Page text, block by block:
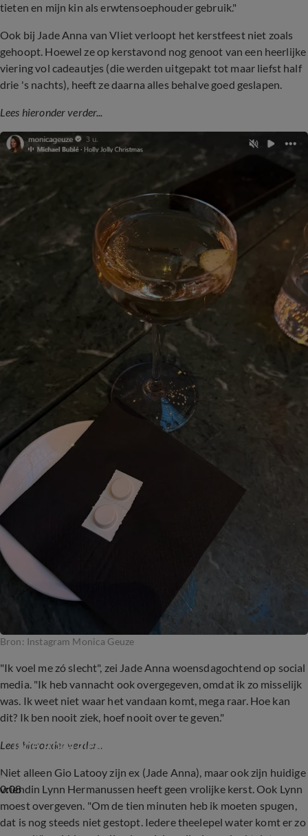
tieten en mijn kin als erwtensoephouder gebruik."
Ook bij Jade Anna van Vliet verloopt het kerstfeest niet zoals
gehoopt. Hoewel ze op kerstavond nog genoot van een heerlijke
viering vol cadeautjes (die werden uitgepakt tot maar liefst half
drie 's nachts), heeft ze daarna alles behalve goed geslapen.
Lees hieronder verder...
Bron: Instagram Monica Geuze
"Ik voel me zó slecht", zei Jade Anna woensdagochtend op social
media. "Ik heb vannacht ook overgegeven, omdat ik zo misselijk
was. Ik weet niet waar het vandaan komt, mega raar. Hoe kan
dit? Ik ben nooit ziek, hoef nooit over te geven."
Lees hieronder verder...
0:08
Jade Anna ziek tijdens kerst
Niet alleen Gio Latooy zijn ex (Jade Anna), maar ook zijn huidige
vriendin Lynn Hermanussen heeft geen vrolijke kerst. Ook Lynn
moest overgeven. "Om de tien minuten heb ik moeten spugen,
dat is nog steeds niet gestopt. Iedere theelepel water komt er zo